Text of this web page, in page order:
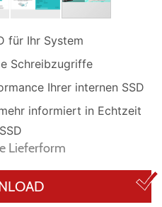
für Ihr System
Schreibzugriffe
Ihrer internen SSD
informiert in Echtzeit
Lieferform